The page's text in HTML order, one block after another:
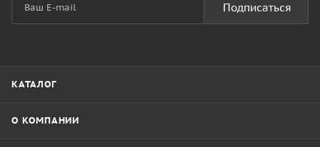
Подписаться
КАТАЛОГ
О КОМПАНИИ